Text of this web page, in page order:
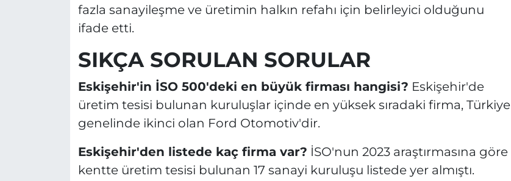
fazla sanayileşme ve üretimin halkın refahı için belirleyici olduğunu
ifade etti.
SIKÇA SORULAN SORULAR
Eskişehir'in İSO 500'deki en büyük firması hangisi? Eskişehir'de
üretim tesisi bulunan kuruluşlar içinde en yüksek sıradaki firma, Türkiye
genelinde ikinci olan Ford Otomotiv'dir.
Eskişehir'den listede kaç firma var? İSO'nun 2023 araştırmasına göre
kentte üretim tesisi bulunan 17 sanayi kuruluşu listede yer almıştı.